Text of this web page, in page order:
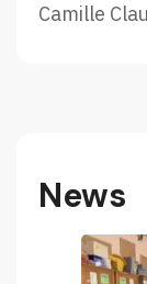
Camille
News